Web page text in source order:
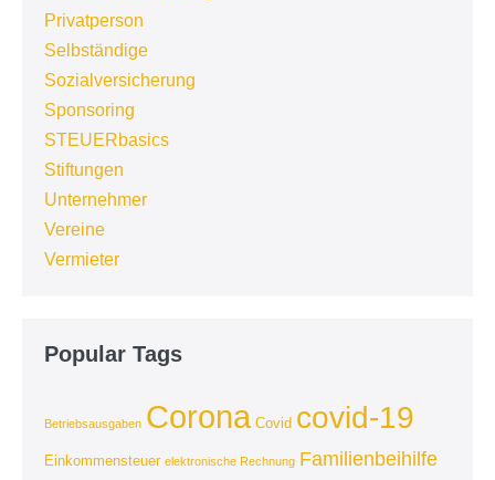
Privatperson
Selbständige
Sozialversicherung
Sponsoring
STEUERbasics
Stiftungen
Unternehmer
Vereine
Vermieter
Popular Tags
Betriebsausgaben Corona Covid covid-19
Einkommensteuer elektronische Rechnung Familienbeihilfe